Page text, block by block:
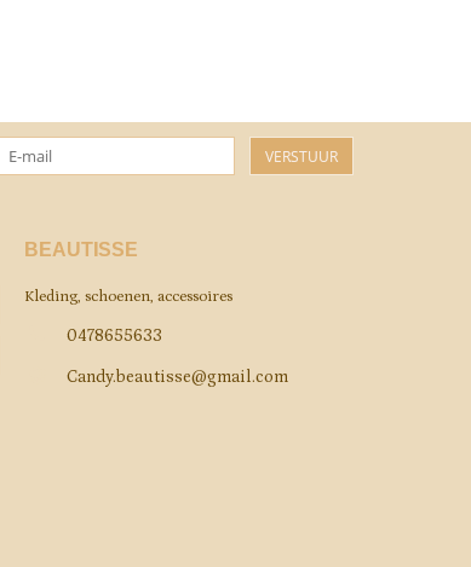
VERSTUUR
BEAUTISSE
Kleding, schoenen, accessoires
0478655633
Candy.beautisse@gmail.com